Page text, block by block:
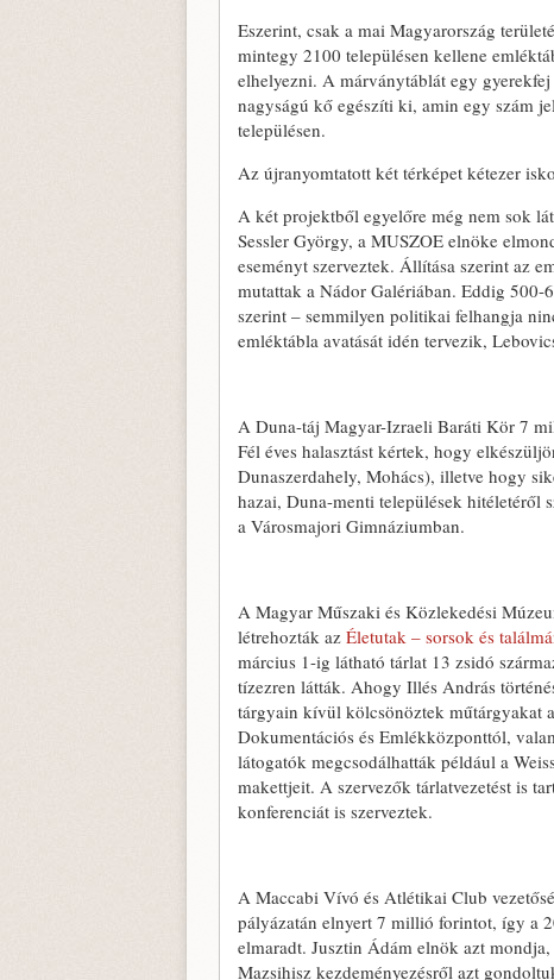
Eszerint, csak a mai Magyarország
mintegy 2100 településen kellene
elhelyezni. A márványtáblát egy gyerekfej
nagyságú kő egészíti ki, amin egy szám
településen.
Az újranyomtatott két térképet kétezer
A két projektből egyelőre még nem sok
Sessler György, a MUSZOE elnöke
eseményt szerveztek. Állítása szerint az
mutattak a Nádor Galériában. Eddig 500-
szerint – semmilyen politikai felhangja
emléktábla avatását idén tervezik,
A Duna-táj Magyar-Izraeli Baráti Kör 7
Fél éves halasztást kértek, hogy
Dunaszerdahely, Mohács), illetve hogy
hazai, Duna-menti települések
a Városmajori Gimnáziumban.
A Magyar Műszaki és Közlekedési
létrehozták az Életutak – sorsok és
március 1-ig látható tárlat 13 zsidó
tízezren látták. Ahogy Illés András
tárgyain kívül kölcsönöztek műtárgyakat
Dokumentációs és Emlékközponttól,
látogatók megcsodálhatták például a
makettjeit. A szervezők tárlatvezetést is
konferenciát is szerveztek.
A Maccabi Vívó és Atlétikai Club
pályázatán elnyert 7 millió forintot, így a
elmaradt. Jusztin Ádám elnök azt
Mazsihisz kezdeményezésről azt